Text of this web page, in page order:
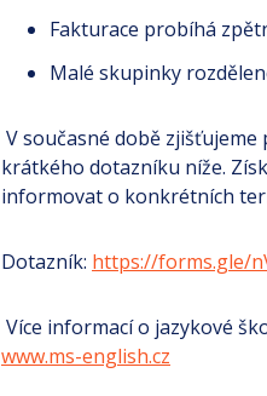
Fakturace probíhá
Malé skupinky
V současné době
krátkého dotazníku níže.
informovat o konkrétních
Dotazník: https://forms.gle/
Více informací o jazykové
www.ms-english.cz